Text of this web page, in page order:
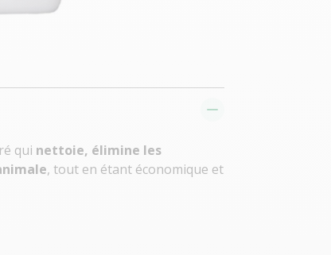
qui nettoie, élimine les
, tout en étant économique et